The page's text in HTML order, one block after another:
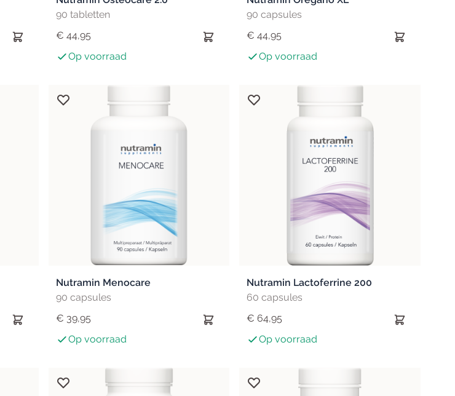
90 tabletten
€ 44,95
Op voorraad
90 capsules
€ 44,95
Op voorraad
Nutramin Menocare
90 capsules
€ 39,95
Op voorraad
Nutramin Lactoferrine 200
60 capsules
€ 64,95
Op voorraad